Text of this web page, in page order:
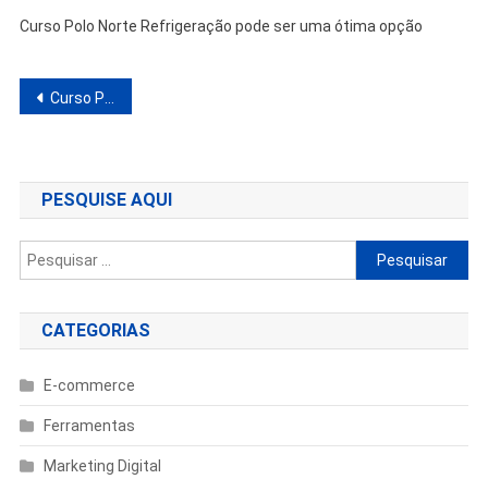
Curso Polo Norte Refrigeração pode ser uma ótima opção
Navegação
Post
Curso Polo Norte Refrigeração Funciona? Análise do Curso de Concerto de Geladeiras
PESQUISE AQUI
Pesquisar
por:
CATEGORIAS
E-commerce
Ferramentas
Marketing Digital